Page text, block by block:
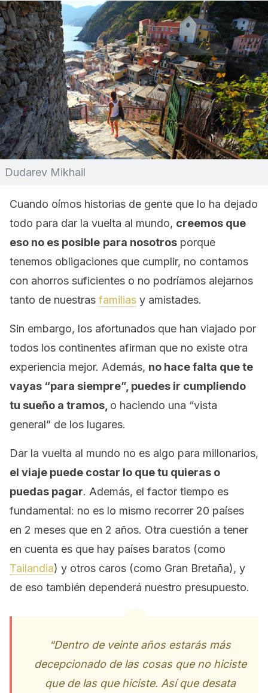
Dudarev Mikhail
Cuando oímos historias de gente que lo ha dejado
todo para dar la vuelta al mundo, creemos que
eso no es posible para nosotros porque
tenemos obligaciones que cumplir, no contamos
con ahorros suficientes o no podríamos alejarnos
tanto de nuestras familias y amistades.
Sin embargo, los afortunados que han viajado por
todos los continentes afirman que no existe otra
experiencia mejor. Además, no hace falta que te
vayas “para siempre”, puedes ir cumpliendo
tu sueño a tramos, o haciendo una “vista
general” de los lugares.
Dar la vuelta al mundo no es algo para millonarios,
el viaje puede costar lo que tu quieras o
puedas pagar. Además, el factor tiempo es
fundamental: no es lo mismo recorrer 20 países
en 2 meses que en 2 años. Otra cuestión a tener
en cuenta es que hay países baratos (como
Tailandia) y otros caros (como Gran Bretaña), y
de eso también dependerá nuestro presupuesto.
“Dentro de veinte años estarás más
decepcionado de las cosas que no hiciste
que de las que hiciste. Así que desata